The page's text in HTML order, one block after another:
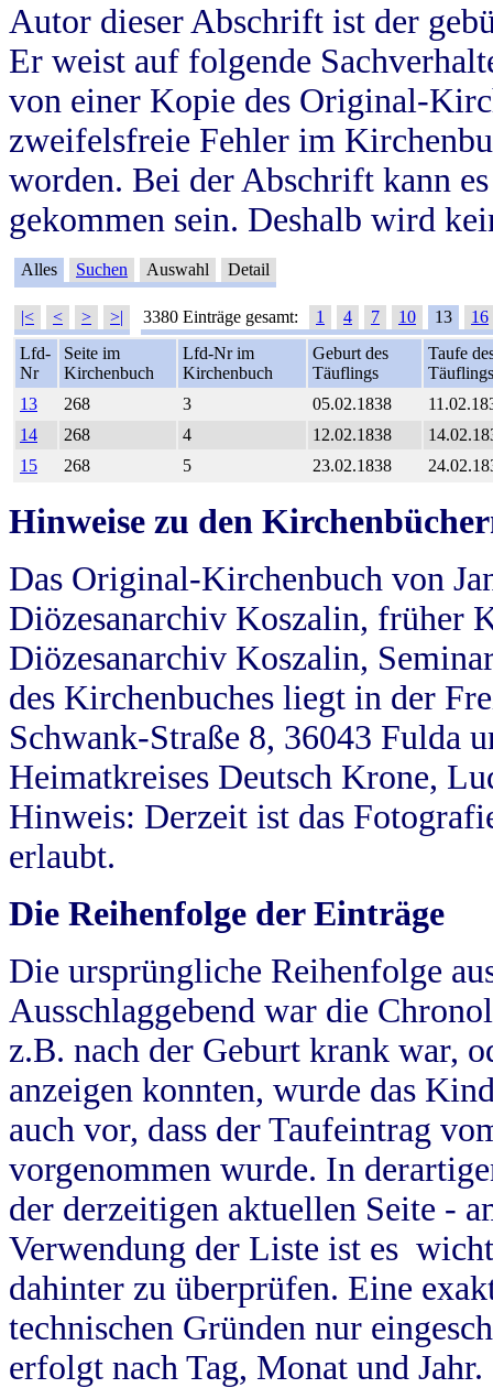
Autor dieser Abschrift ist der
Er weist auf folgende
von einer Kopie des Original-
zweifelsfreie Fehler im
worden. Bei der Abschrift kann
gekommen sein. Deshalb wird
Alles Suchen Auswahl Detail
|< < > >| 3380 Einträge gesamt: 1 4 7 10 13
16
Lfd-
Nr
Seite im
Kirchenbuch
Lfd-Nr im
Kirchenbuch
Geburt des
Täuflings
Taufe
Täuflings
13
268 3 05.02.1838
14
268 4 12.02.1838
15
268 5 23.02.1838
Hinweise zu den
Das Original-Kirchenbuch von
Diözesanarchiv Koszalin, früher
Diözesanarchiv Koszalin,
des Kirchenbuches liegt in der
Schwank-Straße 8, 36043 Fulda
Heimatkreises Deutsch Krone,
Hinweis: Derzeit ist das
erlaubt.
Die Reihenfolge der Einträge
Die ursprüngliche Reihenfolge
Ausschlaggebend war die
z.B. nach der Geburt krank war,
anzeigen konnten, wurde das
auch vor, dass der Taufeintrag
vorgenommen wurde. In
der derzeitigen aktuellen Seite -
Verwendung der Liste ist es
dahinter zu überprüfen. Eine
technischen Gründen nur
erfolgt nach Tag, Monat und Jahr.